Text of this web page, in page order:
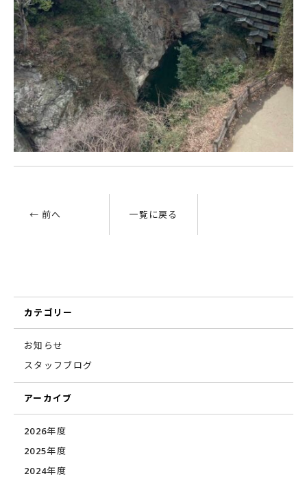
← 前へ 一覧に戻る
カテゴリー
お知らせ
スタッフブログ
アーカイブ
2026年度
2025年度
2024年度